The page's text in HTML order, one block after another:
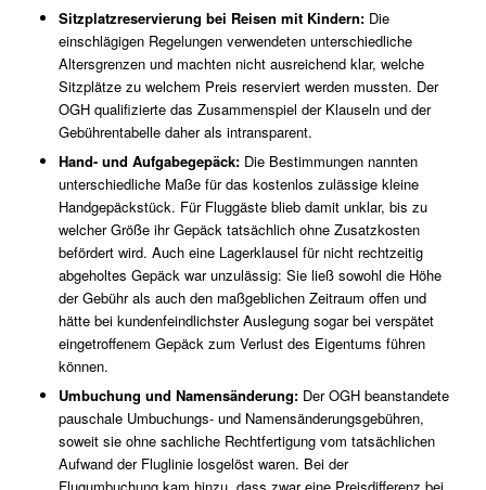
Sitzplatzreservierung bei Reisen mit Kindern: Die
einschlägigen Regelungen verwendeten unterschiedliche
Altersgrenzen und machten nicht ausreichend klar, welche
Sitzplätze zu welchem Preis reserviert werden mussten. Der
OGH qualifizierte das Zusammenspiel der Klauseln und der
Gebührentabelle daher als intransparent.
Hand- und Aufgabegepäck: Die Bestimmungen nannten
unterschiedliche Maße für das kostenlos zulässige kleine
Handgepäckstück. Für Fluggäste blieb damit unklar, bis zu
welcher Größe ihr Gepäck tatsächlich ohne Zusatzkosten
befördert wird. Auch eine Lagerklausel für nicht rechtzeitig
abgeholtes Gepäck war unzulässig: Sie ließ sowohl die Höhe
der Gebühr als auch den maßgeblichen Zeitraum offen und
hätte bei kundenfeindlichster Auslegung sogar bei verspätet
eingetroffenem Gepäck zum Verlust des Eigentums führen
können.
Umbuchung und Namensänderung: Der OGH beanstandete
pauschale Umbuchungs- und Namensänderungsgebühren,
soweit sie ohne sachliche Rechtfertigung vom tatsächlichen
Aufwand der Fluglinie losgelöst waren. Bei der